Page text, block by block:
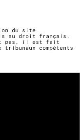
du site
au droit français.
pas, il est fait
compétents